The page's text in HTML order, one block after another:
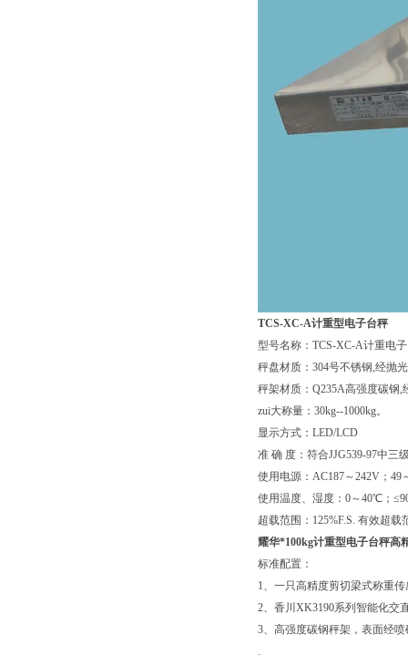
TCS-XC-A计重型电子台秤
型号名称：TCS-XC-A计重电
秤盘材质：304号不锈钢,经抛
秤架材质：Q235A高强度碳钢
zui大称量：30kg--1000kg。
显示方式：LED/LCD
准 确 度：符合JJG539-97中三
使用电源：AC187～242V；
使用温度、湿度：0～40℃；
超载范围：125%F.S. 有效超载
耀华*100kg计重型电子台秤高
标准配置：
1、一只高精度剪切梁式称重传
2、香川XK3190系列智能化交
3、高强度碳钢秤架，表面经